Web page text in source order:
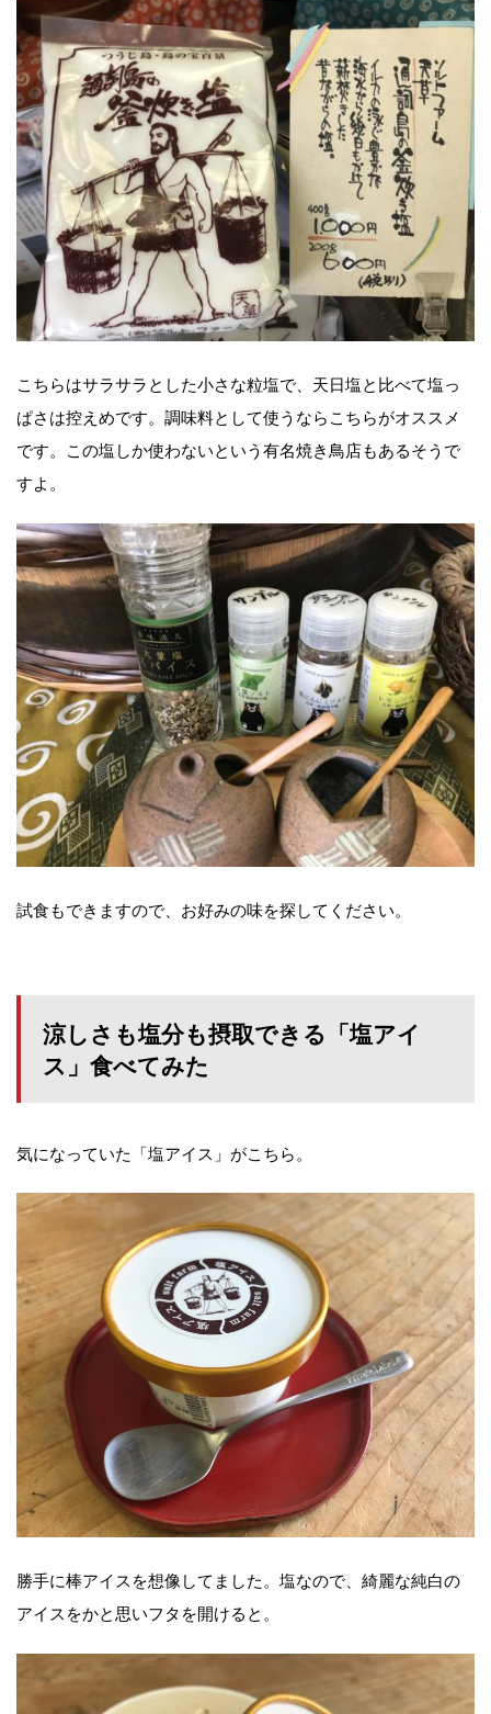
こちらはサラサラとした小さな粒塩で、天日塩と比べて塩っ
ぱさは控えめです。調味料として使うならこちらがオススメ
です。この塩しか使わないという有名焼き鳥店もあるそうで
すよ。
試食もできますので、お好みの味を探してください。
涼しさも塩分も摂取できる「塩アイ
ス」食べてみた
気になっていた「塩アイス」がこちら。
勝手に棒アイスを想像してました。塩なので、綺麗な純白の
アイスをかと思いフタを開けると。